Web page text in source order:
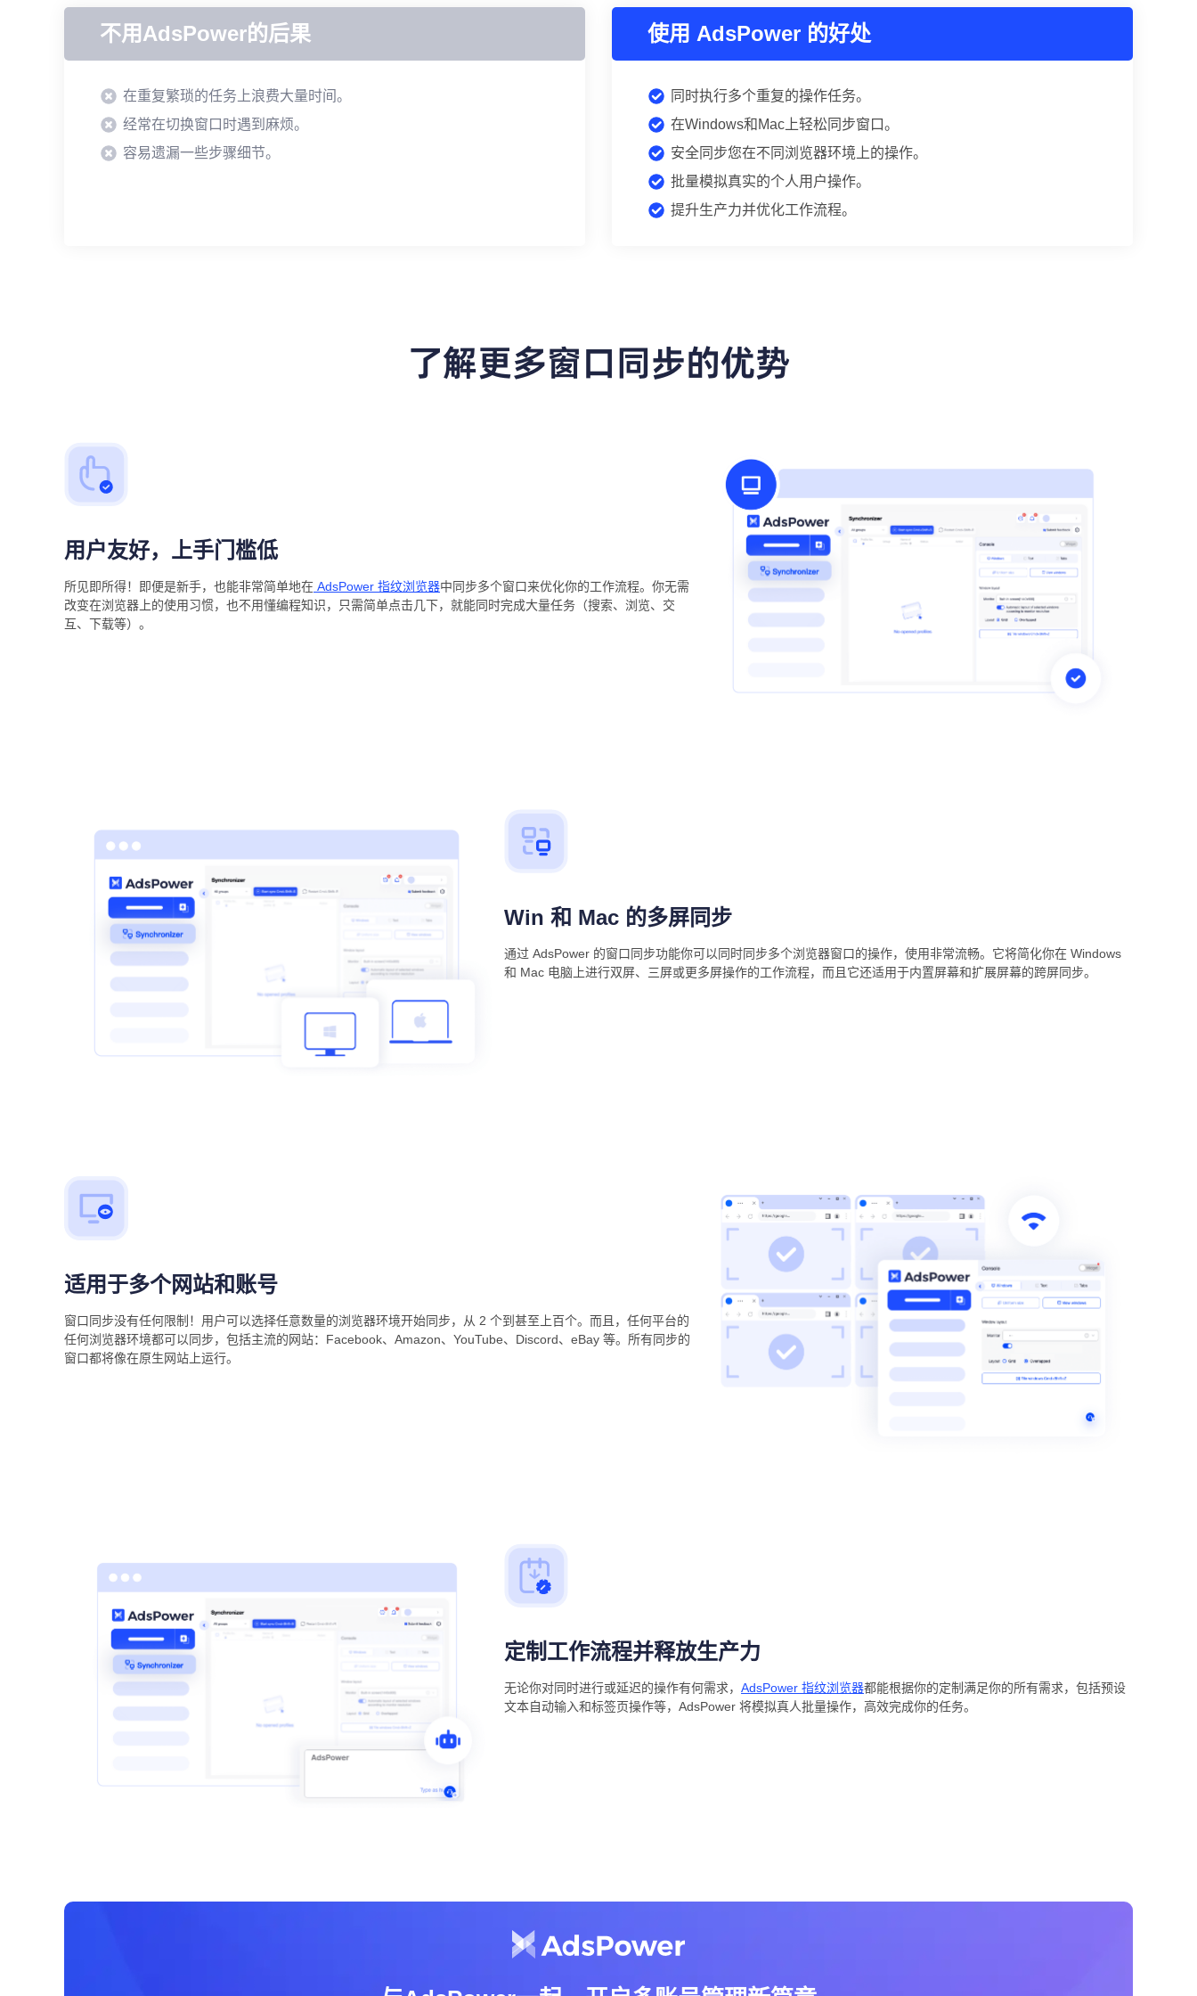
不用AdsPower的后果
在重复繁琐的任务上浪费大量时间。
经常在切换窗口时遇到麻烦。
容易遗漏一些步骤细节。
使用 AdsPower 的好处
同时执行多个重复的操作任务。
在Windows和Mac上轻松同步窗口。
安全同步您在不同浏览器环境上的操作。
批量模拟真实的个人用户操作。
提升生产力并优化工作流程。
了解更多窗口同步的优势
用户友好，上手门槛低
所见即所得！即便是新手，也能非常简单地在 AdsPower 指纹浏览器中同步多个窗口来优化你的工作流程。你无需
改变在浏览器上的使用习惯，也不用懂编程知识，只需简单点击几下，就能同时完成大量任务（搜索、浏览、交
互、下载等）。
Win 和 Mac 的多屏同步
通过 AdsPower 的窗口同步功能你可以同时同步多个浏览器窗口的操作，使用非常流畅。它将简化你在 Windows
和 Mac 电脑上进行双屏、三屏或更多屏操作的工作流程，而且它还适用于内置屏幕和扩展屏幕的跨屏同步。
适用于多个网站和账号
窗口同步没有任何限制！用户可以选择任意数量的浏览器环境开始同步，从 2 个到甚至上百个。而且，任何平台的
任何浏览器环境都可以同步，包括主流的网站：Facebook、Amazon、YouTube、Discord、eBay 等。所有同步的
窗口都将像在原生网站上运行。
定制工作流程并释放生产力
无论你对同时进行或延迟的操作有何需求， AdsPower 指纹浏览器都能根据你的定制满足你的所有需求，包括预设
文本自动输入和标签页操作等，AdsPower 将模拟真人批量操作，高效完成你的任务。